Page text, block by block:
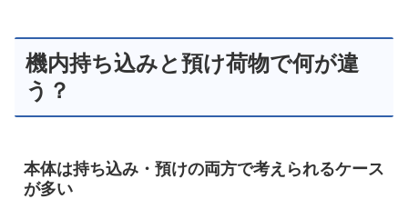
機内持ち込みと預け荷物で何が違
う？
本体は持ち込み・預けの両方で考えられるケース
が多い